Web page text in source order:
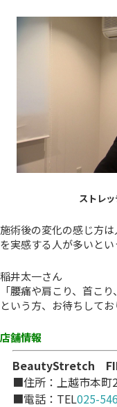
ストレ
施術後の変化の感じ方
を実感する人が多いとい
稲井太一さん
「腰痛や肩こり、首こ
という方、お待ちしてお
店舗情報
BeautyStretch
■住所：上越市本
■電話：TEL025-